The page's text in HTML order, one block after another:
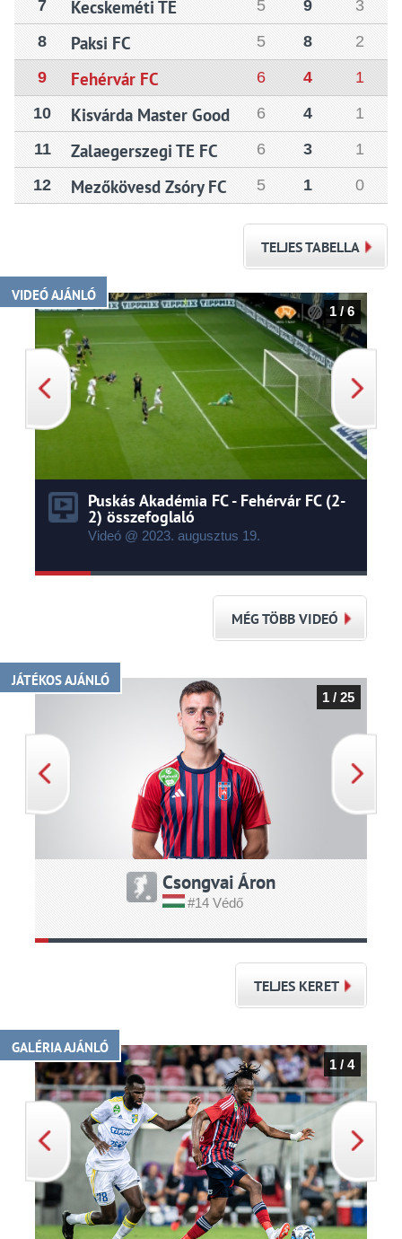
7 Kecskeméti TE 5 9
3
8
Paksi FC 5 8
2
9
Fehérvár FC 6 4
1
10
Kisvárda Master Good 6 4
1
11
Zalaegerszegi TE FC 6 3
1
12
Mezőkövesd Zsóry FC 5 1 0
TELJES TABELLA
VIDEÓ AJÁNLÓ
Puskás Akadémia FC - Fehérvár FC (2-
2) összefoglaló
Videó @ 2023. augusztus 19.
1 / 6
MÉG TÖBB VIDEÓ
JÁTÉKOS AJÁNLÓ
Csongvai Áron
#14 Védő
1 / 25
TELJES KERET
GALÉRIA AJÁNLÓ
1 / 4